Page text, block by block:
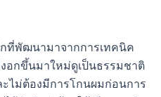
ที่พัฒนามาจากการเทคนิค
อกขึ้นมาใหม่ดูเป็นธรรมชาติ
ไม่ต้องมีการโกนผมก่อนการ